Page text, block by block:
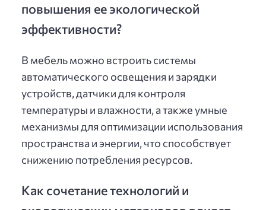
повышения ее экологической
эффективности?
В мебель можно встроить системы
автоматического освещения и зарядки
устройств, датчики для контроля
температуры и влажности, а также умные
механизмы для оптимизации использования
пространства и энергии, что способствует
снижению потребления ресурсов.
Как сочетание технологий и